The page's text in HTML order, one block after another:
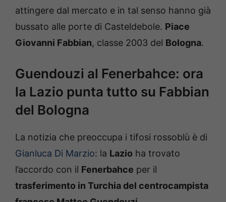
attingere dal mercato e in tal senso hanno già
bussato alle porte di Casteldebole. Piace
Giovanni Fabbian, classe 2003 del Bologna.
Guendouzi al Fenerbahce: ora
la Lazio punta tutto su Fabbian
del Bologna
La notizia che preoccupa i tifosi rossoblù è di
Gianluca Di Marzio: la Lazio ha trovato
l’accordo con il Fenerbahce per il
trasferimento in Turchia del centrocampista